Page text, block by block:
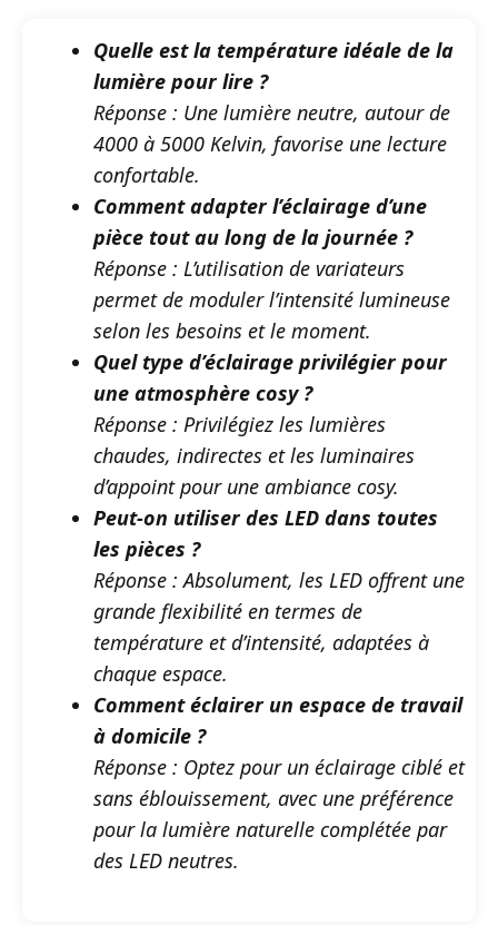
Quelle est la température idéale de la
lumière pour lire ?
Réponse : Une lumière neutre, autour de
4000 à 5000 Kelvin, favorise une lecture
confortable.
Comment adapter l’éclairage d’une
pièce tout au long de la journée ?
Réponse : L’utilisation de variateurs
permet de moduler l’intensité lumineuse
selon les besoins et le moment.
Quel type d’éclairage privilégier pour
une atmosphère cosy ?
Réponse : Privilégiez les lumières
chaudes, indirectes et les luminaires
d’appoint pour une ambiance cosy.
Peut-on utiliser des LED dans toutes
les pièces ?
Réponse : Absolument, les LED offrent une
grande flexibilité en termes de
température et d’intensité, adaptées à
chaque espace.
Comment éclairer un espace de travail
à domicile ?
Réponse : Optez pour un éclairage ciblé et
sans éblouissement, avec une préférence
pour la lumière naturelle complétée par
des LED neutres.